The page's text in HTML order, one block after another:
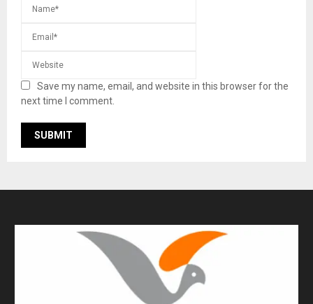
Save my name, email, and website in this browser for the
next time I comment.